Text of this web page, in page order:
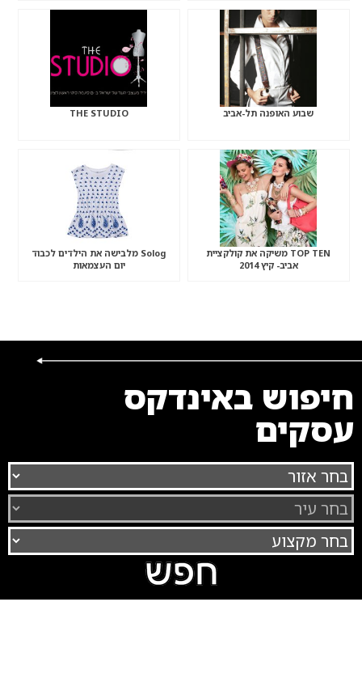
שבוע האופנה תל-אביב THE STUDIO
TOP TEN משיקה את קולקציית
אביב- קיץ 2014
Solog מלבישה את הילדים לכבוד
יום העצמאות
חיפוש באינדקס
עסקים